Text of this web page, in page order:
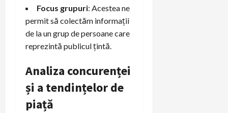
Focus grupuri: Acestea ne
permit să colectăm informații
de la un grup de persoane care
reprezintă publicul țintă.
Analiza concurenței
și a tendințelor de
piață